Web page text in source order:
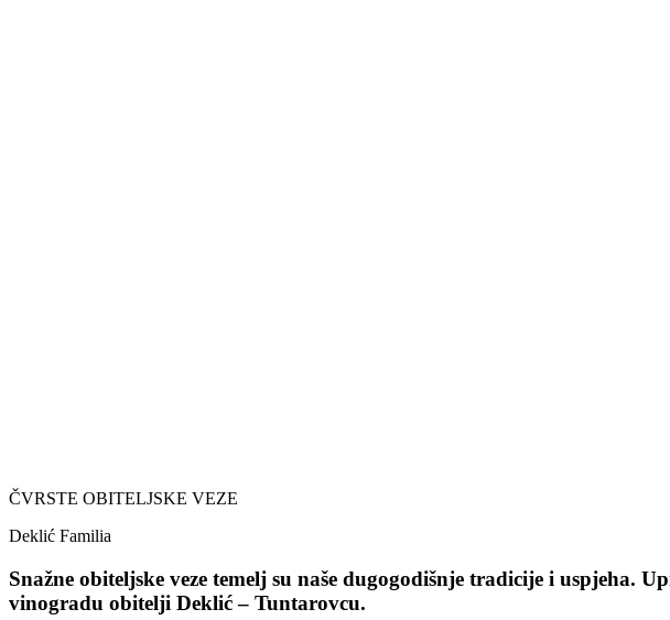
ČVRSTE OBITELJSKE VEZE
Deklić Familia
Snažne obiteljske veze temelj su naše dugogodišnje tradicije i
vinogradu obitelji Deklić – Tuntarovcu.